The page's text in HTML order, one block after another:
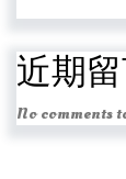
近期
No comments